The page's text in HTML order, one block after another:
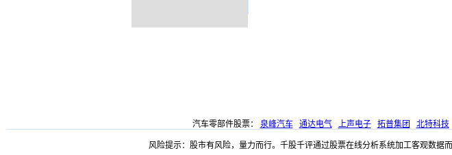
汽车零部件股票： 泉峰汽车 通达电气 上声电子 拓普集团 北特科技
风险提示：股市有风险，量力而行。千股千评通过股票在线分析系统加工客观数据